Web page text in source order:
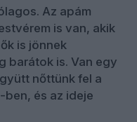
Az apám
is van, akik
is jönnek
barátok is. Van egy
nőttünk fel a
és az ideje